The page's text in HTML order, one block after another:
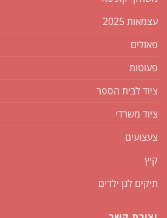
עצמאות 2025
פאזלים
פעוטות
ציוד לבית הספר
ציוד משרדי
צעצועים
קיץ
תיקים לגן ילדים